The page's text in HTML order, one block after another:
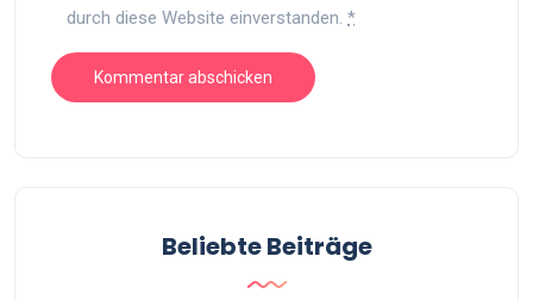
durch diese Website einverstanden. *
Beliebte Beiträge